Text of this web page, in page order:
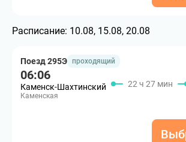
Расписание: 10.08, 15.08, 20.08
Поезд 295Э проходящий
06:06
Каменск-Шахтинский
Каменская
22 ч 27 мин